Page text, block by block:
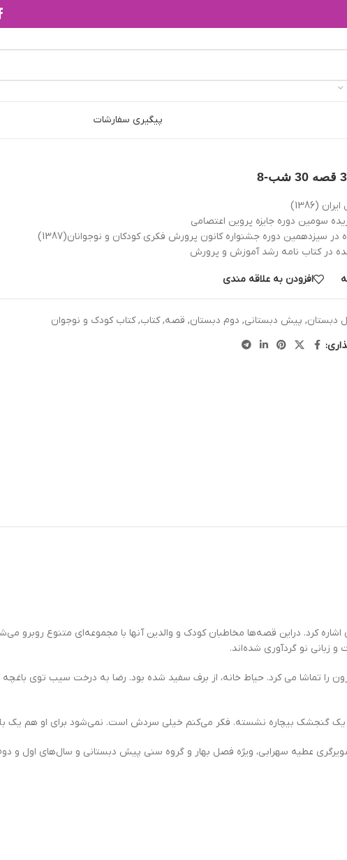
پیگیری سفارشات
(1386)
سومین دوره جایزه پروین اعتصامی
در سیزدهمین دوره جشنواره کانون پرورش فکری کودکان و نوجوانان(1387)
در کتاب نامه رشد آموزش و پرورش
افزودن به علاقه مندی
دبستان, پیش دبستانی, دوم دبستان, قصه, کتاب, کتاب کودک و نوجوان
کرد. دراین قصه‌ها مخاطبان کودک و والدین آنها با مجموعه‌ای متنوع روبرو
زبانی نو گردآوری شده‌اند.
را تماشا می کرد. حیاط خانه، از برف سفید شده بود. رضا به درخت سیب توی
گنجشک بیچاره نشسته. فکر می‌کنم خیلی سردش است. نمی‌شود برای او هم یک